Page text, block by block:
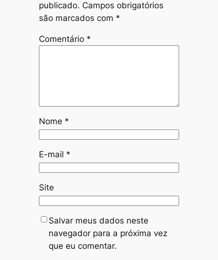
publicado. Campos obrigatórios
são marcados com *
Comentário *
Nome *
E-mail *
Site
Salvar meus dados neste
navegador para a próxima vez
que eu comentar.